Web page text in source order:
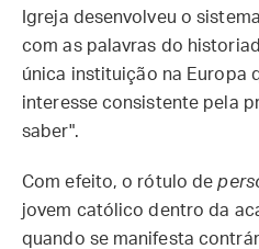
Igreja desenvolveu o
com as palavras do
única instituição na Europa
interesse consistente pela
saber".
Com efeito, o rótulo de
jovem católico dentro da
quando se manifesta